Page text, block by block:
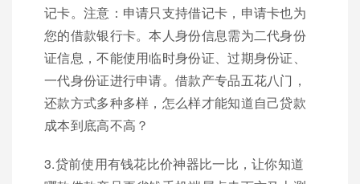
记卡。注意：申请只支持借记卡，申请卡也为
您的借款银行卡。本人身份信息需为二代身份
证信息，不能使用临时身份证、过期身份证、
一代身份证进行申请。借款产专品五花八门，
还款方式多种多样，怎么样才能知道自己贷款
成本到底高不高？
3.贷前使用有钱花比价神器比一比，让你知道